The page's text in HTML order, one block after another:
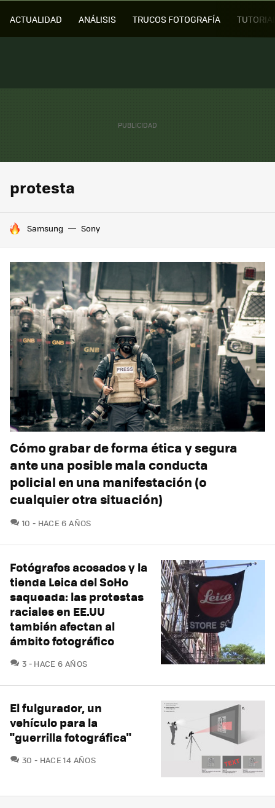
ACTUALIDAD ANÁLISIS TRUCOS FOTOGRAFÍA
protesta
HOY SE HABLA DE
Samsung Sony
Cómo grabar de forma ética y segura
ante una posible mala conducta
policial en una manifestación (o
cualquier otra situación)
10 COMENTARIOS
HACE 6 AÑOS
Fotógrafos acosados y la
tienda Leica del SoHo
saqueada: las protestas
raciales en EE.UU
también afectan al
ámbito fotográfico
3 COMENTARIOS
HACE 6 AÑOS
El fulgurador, un
vehículo para la
"guerrilla fotográfica"
30 COMENTARIOS
HACE 14 AÑOS